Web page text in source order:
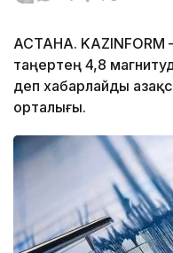
АСТАНА. KAZINFORM
таңертең 4,8
деп хабарлайды
орталығы.